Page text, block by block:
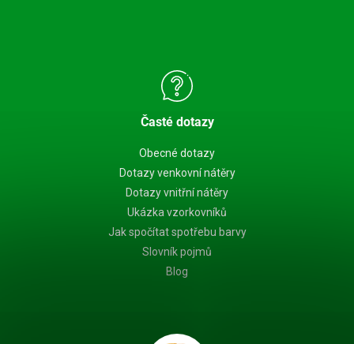
Časté dotazy
Obecné dotazy
Dotazy venkovní nátěry
Dotazy vnitřní nátěry
Ukázka vzorkovníků
Jak spočítat spotřebu barvy
Slovník pojmů
Blog